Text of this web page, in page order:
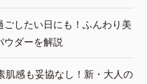
ごしたい日にも！ふんわり美
ウダーを解説
肌感も妥協なし！新・大人の